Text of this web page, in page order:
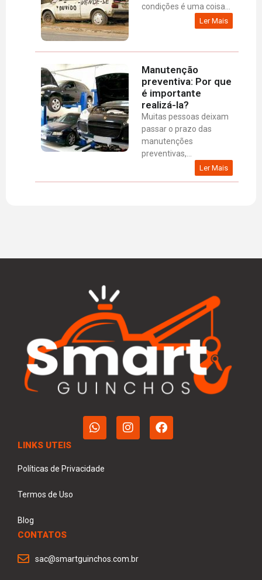
condições é uma coisa...
Ler Mais
Manutenção
preventiva: Por que
é importante
realizá-la?
Muitas pessoas deixam
passar o prazo das
manutenções
preventivas,...
Ler Mais
LINKS UTEIS
Políticas de Privacidade
Termos de Uso
Blog
CONTATOS
sac@smartguinchos.com.br